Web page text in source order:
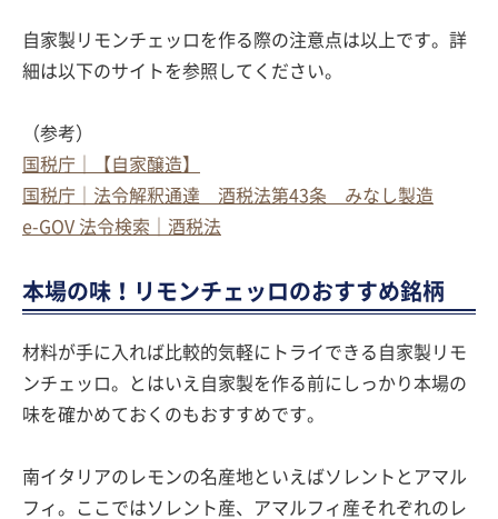
自家製リモンチェッロを作る際の注意点は以上です。詳
細は以下のサイトを参照してください。
（参考）
国税庁｜【自家醸造】
国税庁｜法令解釈通達 酒税法第43条 みなし製造
e-GOV 法令検索｜酒税法
本場の味！リモンチェッロのおすすめ銘柄
材料が手に入れば比較的気軽にトライできる自家製リモ
ンチェッロ。とはいえ自家製を作る前にしっかり本場の
味を確かめておくのもおすすめです。
南イタリアのレモンの名産地といえばソレントとアマル
フィ。ここではソレント産、アマルフィ産それぞれのレ